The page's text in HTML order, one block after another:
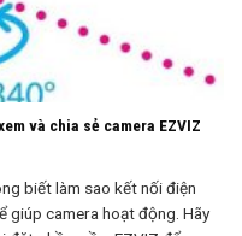
và chia sẻ camera EZVIZ
biết làm sao kết nối điện
giúp camera hoạt động. Hãy